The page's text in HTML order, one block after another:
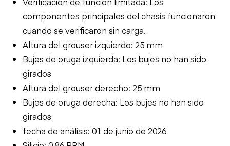
componentes principales del chasis funcionaron
cuando se verificaron sin carga.
Altura del grouser izquierdo: 25 mm
Bujes de oruga izquierda: Los bujes no han sido
girados
Altura del grouser derecho: 25 mm
Bujes de oruga derecha: Los bujes no han sido
girados
fecha de análisis: 01 de junio de 2026